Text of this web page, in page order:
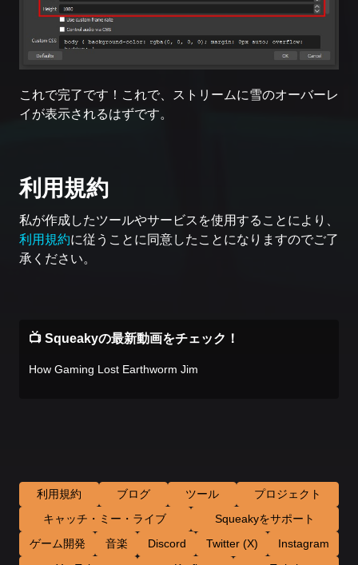
これで完了です！これで、ストリームに雪のオーバーレ
イが表示されるはずです。
利用規約
私が作成したツールやサービスを使用することにより、
利用規約に従うことに同意したことになりますのでご了
承ください。
📺 Squeakyの最新動画をチェック！
How Gaming Lost Earthworm Jim
利用規約 ブログ ツール
プロジェクト
キャッチ・ミー・ライブ
Squeakyをサポート
ゲーム開発
音楽 Discord Twitter (X)
Instagram